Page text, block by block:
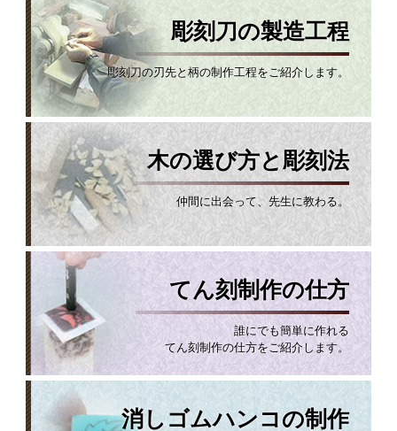
彫刻刀の製造工程
彫刻刀の刃先と柄の制作工程をご紹介します。
木の選び方と彫刻法
仲間に出会って、先生に教わる。
てん刻制作の仕方
誰にでも簡単に作れる
てん刻制作の仕方をご紹介します。
消しゴムハンコの制作